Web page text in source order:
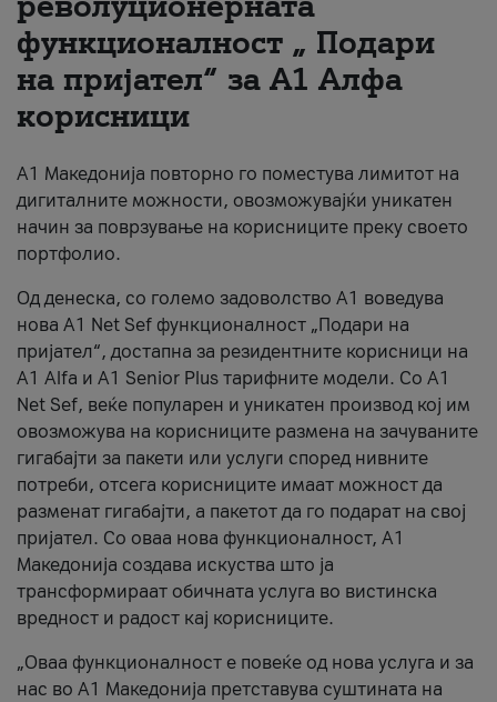
За нас
#ПодобарОнлајн
функционалност „ Подари
на пријател“ за А1 Алфа
корисници
А1 Македонија повторно го поместува лимитот на
дигиталните можности, овозможувајќи уникатен
начин за поврзување на корисниците преку своето
портфолио.
Од денеска, со големо задоволство А1 воведува
нова A1 Net Sef функционалност „Подари на
пријател“, достапна за резидентните корисници на
А1 Alfa и A1 Senior Plus тарифните модели. Со A1
Net Sef, веќе популарен и уникатен производ кој им
овозможува на корисниците размена на зачуваните
гигабајти за пакети или услуги според нивните
потреби, отсега корисниците имаат можност да
разменат гигабајти, а пакетот да го подарат на свој
пријател. Со оваа нова функционалност, А1
Македонија создава искуства што ја
трансформираат обичната услуга во вистинска
вредност и радост кај корисниците.
„Оваа функционалност е повеќе од нова услуга и за
нас во А1 Македонија претставува суштината на